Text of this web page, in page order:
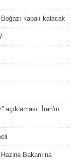
kapalı kalacak
açıklaması: İran'ın
Bakanı’na